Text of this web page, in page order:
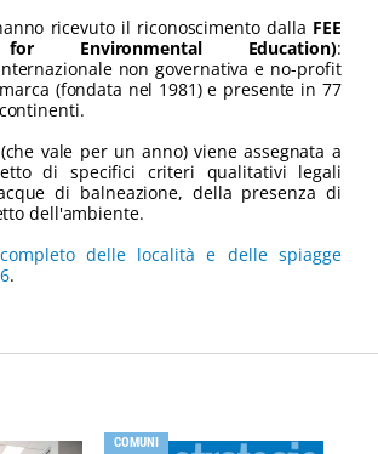
ricevuto il riconoscimento dalla FEE
Environmental Education):
non governativa e no-profit
(fondata nel 1981) e presente in 77
vale per un anno) viene assegnata a
di specifici criteri qualitativi legali
di balneazione, della presenza di
dell'ambiente.
delle località e delle spiagge
.
COMUNI